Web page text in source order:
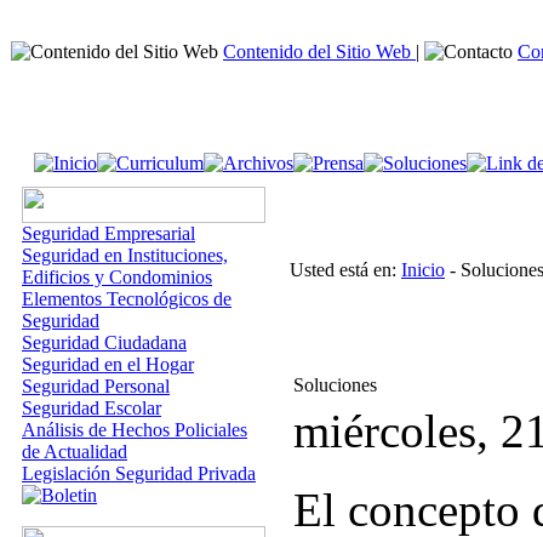
Contenido del Sitio Web |
Seguridad Empresarial
Seguridad en Instituciones,
Edificios y Condominios
Elementos Tecnológicos de
Seguridad
Seguridad Ciudadana
Seguridad en el Hogar
Seguridad Personal
Seguridad Escolar
Análisis de Hechos Policiales
de Actualidad
Legislación Seguridad Privada
Usted está en: Inicio - Soluciones
Soluciones
miércoles,
El concepto